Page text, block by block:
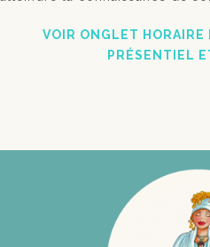
VOIR ONGLET HORAIRE
PRÉSENTIEL